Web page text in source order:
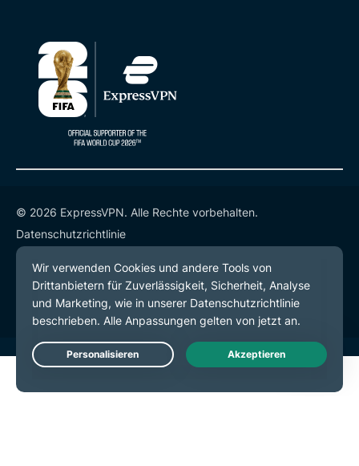
© 2026 ExpressVPN. Alle Rechte vorbehalten.
Datenschutzrichtlinie
Servicebedingungen
Cookie-Einstellungen
Live Chat